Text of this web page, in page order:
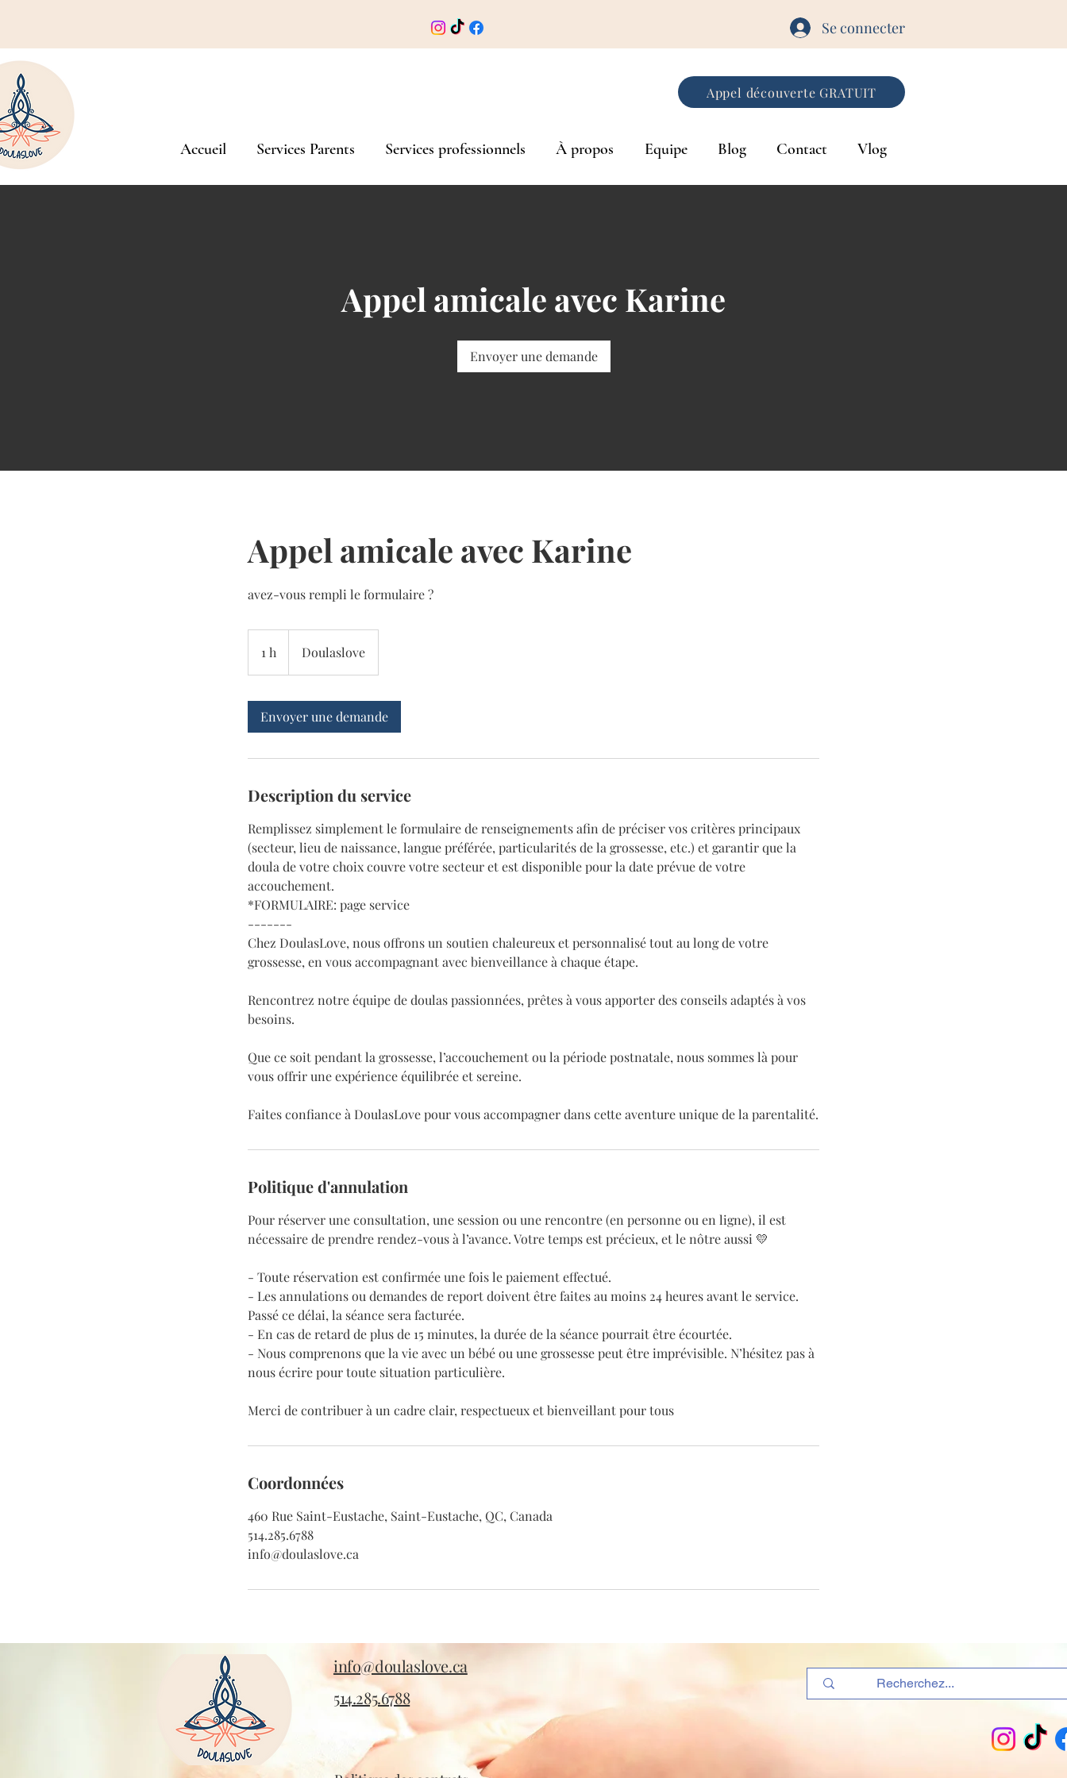
Se connecter
Appel découverte GRATUIT
Accueil Services Parents Services professionnels À propos Equipe Blog Contact Vlog
Appel amicale avec Karine
Envoyer une demande
Appel amicale avec Karine
avez-vous rempli le formulaire ?
1 h Doulaslove
Envoyer une demande
Description du service
Remplissez simplement le formulaire de renseignements afin de préciser vos critères principaux
(secteur, lieu de naissance, langue préférée, particularités de la grossesse, etc.) et garantir que la
doula de votre choix couvre votre secteur et est disponible pour la date prévue de votre
accouchement.
*FORMULAIRE: page service
-------
Chez DoulasLove, nous offrons un soutien chaleureux et personnalisé tout au long de votre
grossesse, en vous accompagnant avec bienveillance à chaque étape.
Rencontrez notre équipe de doulas passionnées, prêtes à vous apporter des conseils adaptés à vos
besoins.
Que ce soit pendant la grossesse, l’accouchement ou la période postnatale, nous sommes là pour
vous offrir une expérience équilibrée et sereine.
Faites confiance à DoulasLove pour vous accompagner dans cette aventure unique de la parentalité.
Politique d'annulation
Pour réserver une consultation, une session ou une rencontre (en personne ou en ligne), il est
nécessaire de prendre rendez-vous à l’avance. Votre temps est précieux, et le nôtre aussi 💛
- Toute réservation est confirmée une fois le paiement effectué.
- Les annulations ou demandes de report doivent être faites au moins 24 heures avant le service.
Passé ce délai, la séance sera facturée.
- En cas de retard de plus de 15 minutes, la durée de la séance pourrait être écourtée.
- Nous comprenons que la vie avec un bébé ou une grossesse peut être imprévisible. N’hésitez pas à
nous écrire pour toute situation particulière.
Merci de contribuer à un cadre clair, respectueux et bienveillant pour tous
Coordonnées
460 Rue Saint-Eustache, Saint-Eustache, QC, Canada
514.285.6788
info@doulaslove.ca
info@doulaslove.ca
514.285.6788